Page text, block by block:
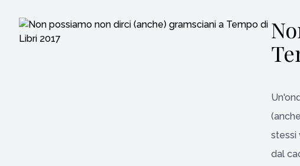
stessi
dal